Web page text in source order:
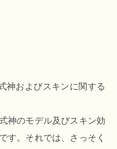
神およびスキンに関する
神のモデル及びスキン効
す。それでは、さっそく